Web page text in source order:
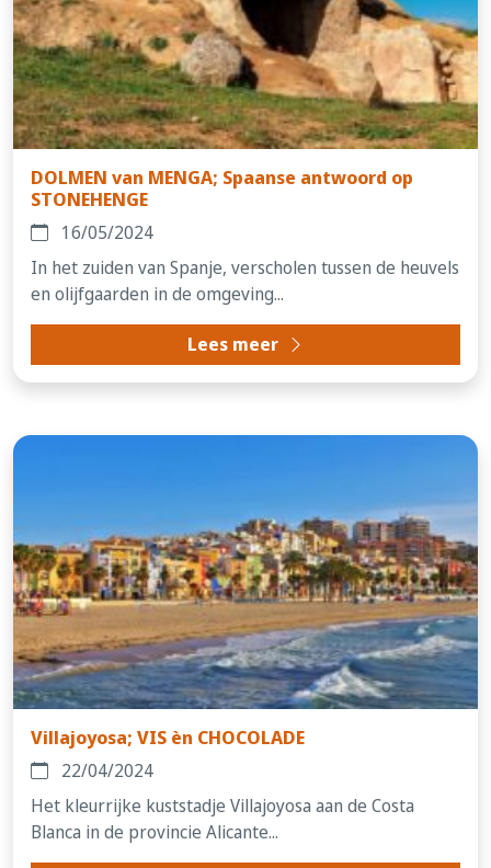
DOLMEN van MENGA; Spaanse antwoord op
STONEHENGE
16/05/2024
In het zuiden van Spanje, verscholen tussen de heuvels
en olijfgaarden in de omgeving...
Lees meer
Villajoyosa; VIS èn CHOCOLADE
22/04/2024
Het kleurrijke kuststadje Villajoyosa aan de Costa
Blanca in de provincie Alicante...